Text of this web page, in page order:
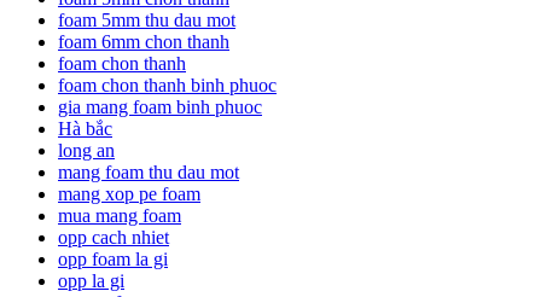
foam 5mm thu dau mot
foam 6mm chon thanh
foam chon thanh
foam chon thanh binh phuoc
gia mang foam binh phuoc
Hà bắc
long an
mang foam thu dau mot
mang xop pe foam
mua mang foam
opp cach nhiet
opp foam la gi
opp la gi